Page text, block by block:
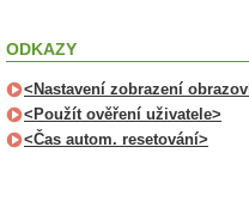
ODKAZY
<Nastavení zobrazení
<Použít ověření uživatele>
<Čas autom. resetování>